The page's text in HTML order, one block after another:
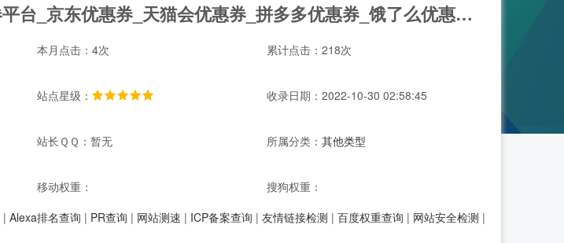
领券没-优麦兔旗下优惠券平台_京东优惠券_天猫会优惠券_拼多多优惠券_饿了么优惠券_美团外卖优惠券免费领取
本月点击：4次 累计点击：218次
站点星级： 收录日期：2022-10-30 02:58:45
站长ＱＱ：暂无 所属分类：其他类型
移动权重： 搜狗权重：
| Alexa排名查询 | PR查询 | 网站测速 | ICP备案查询 | 友情链接检测 | 百度权重查询 | 网站安全检测 |